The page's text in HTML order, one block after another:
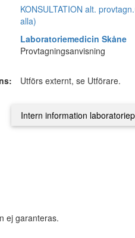
KONSULTATION alt.
alla)
Laboratoriemedicin Skåne
Provtagningsanvisning
Utförs externt, se Utförare.
ej garanteras.